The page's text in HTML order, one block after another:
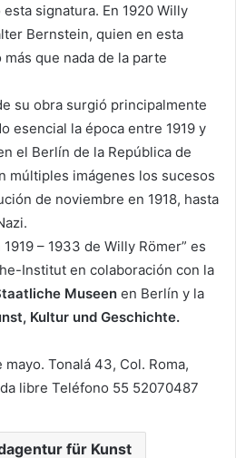
signatura. En 1920 Willy
Bernstein, quien en esta
que nada de la parte
su obra surgió principalmente
esencial la época entre 1919 y
el Berlín de la República de
múltiples imágenes los sucesos
de noviembre en 1918, hasta
– 1933 de Willy Römer” es
Institut en colaboración con la
Museen en Berlín y la
Kultur und Geschichte.
Tonalá 43, Col. Roma,
libre Teléfono 55 52070487
für Kunst